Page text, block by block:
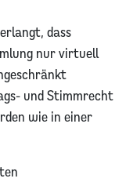
dass
nur virtuell
und Stimmrecht
wie in einer